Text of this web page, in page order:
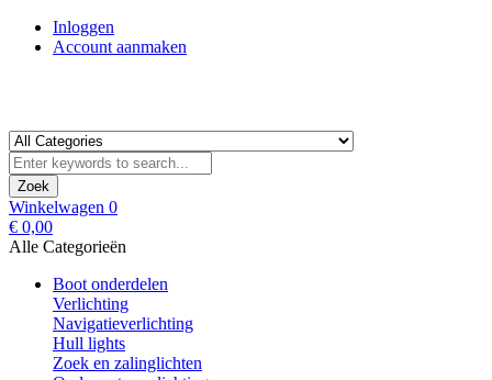
Inloggen
Account aanmaken
Zoek
Winkelwagen 0
€ 0,00
Alle Categorieën
Boot onderdelen
Verlichting
Navigatieverlichting
Hull lights
Zoek en zalinglichten